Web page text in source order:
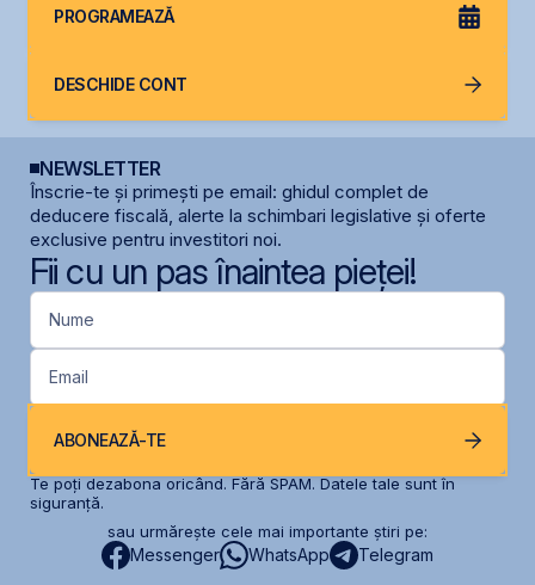
PROGRAMEAZĂ
DESCHIDE CONT
NEWSLETTER
Înscrie-te și primești pe email: ghidul complet de
deducere fiscală, alerte la schimbari legislative și oferte
exclusive pentru investitori noi.
Fii cu un pas înaintea pieței!
Nume
Email
ABONEAZĂ-TE
Te poți dezabona oricând. Fără SPAM. Datele tale sunt în
siguranță.
sau urmărește cele mai importante știri pe:
Messenger WhatsApp Telegram